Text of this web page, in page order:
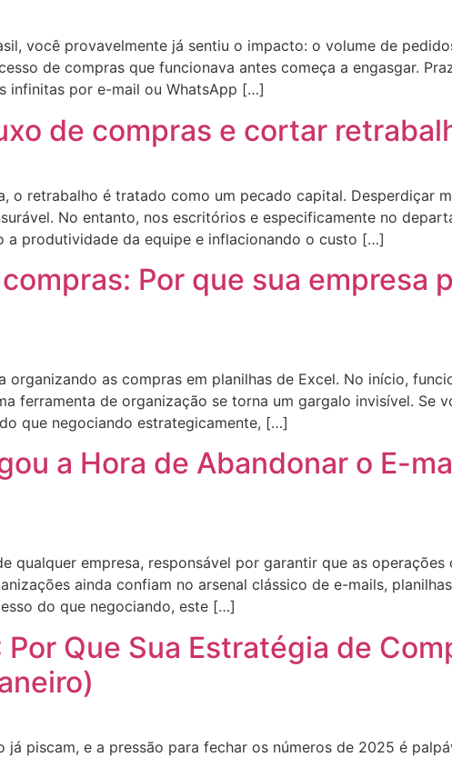
você provavelmente já sentiu o impacto: o volume de
de compras que funcionava antes começa a engasgar.
infinitas por e-mail ou WhatsApp […]
de compras e cortar
o retrabalho é tratado como um pecado capital. Desperdiçar
No entanto, nos escritórios e especificamente no
a produtividade da equipe e inflacionando o custo […]
Por que sua empresa
organizando as compras em planilhas de Excel. No início,
ferramenta de organização se torna um gargalo invisível. Se
que negociando estrategicamente, […]
a Hora de Abandonar o E-
qualquer empresa, responsável por garantir que as
ainda confiam no arsenal clássico de e-mails,
do que negociando, este […]
Que Sua Estratégia de
já piscam, e a pressão para fechar os números de 2025 é